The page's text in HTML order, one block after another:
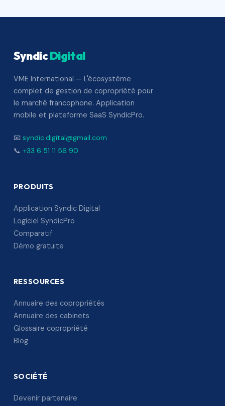
SyndicDigital
VME International — L'écosystème
complet de gestion de copropriété pour
le marché francophone. Application
mobile et plateforme SaaS SyndicPro.
📧 syndic.digital@gmail.com
📞 +33 6 51 11 56 90
PRODUITS
Application Syndic Digital
Logiciel SyndicPro
Comparatif
Démo gratuite
RESSOURCES
Annuaire des copropriétés
Annuaire des cabinets
Glossaire copropriété
Blog
SOCIÉTÉ
Devenir partenaire